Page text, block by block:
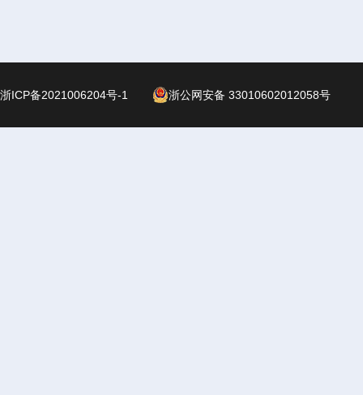
浙ICP备2021006204号-1 浙公网安备 33010602012058号